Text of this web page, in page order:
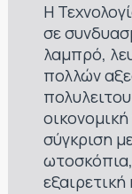
Η
σε
λαμπρό,
πολλών
σύγκριση